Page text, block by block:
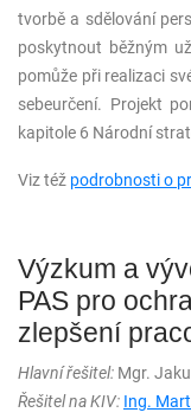
tvorbě a sdělování
poskytnout běžným
pomůže při realizaci
sebeurčení. Projekt
kapitole 6 Národní
Viz též podrobnosti o
Výzkum a
PAS pro
zlepšení
Hlavní řešitel: Mgr.
Řešitel na KIV: Ing.